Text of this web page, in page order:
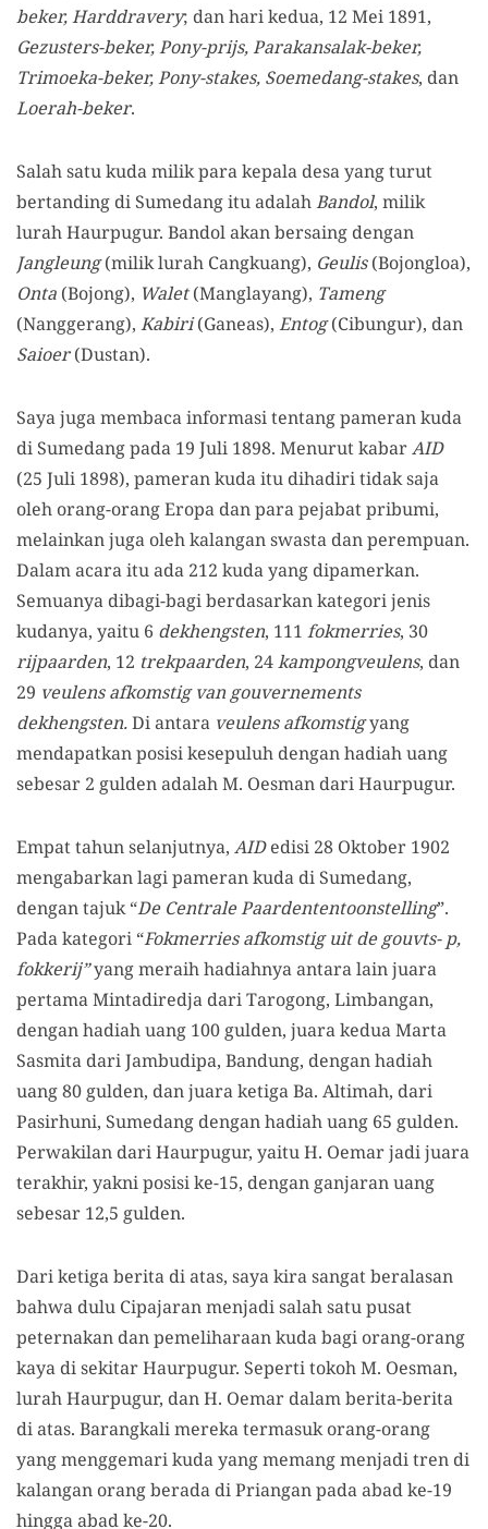
beker, Harddravery; dan hari kedua, 12 Mei 1891,
Gezusters-beker, Pony-prijs, Parakansalak-beker,
Trimoeka-beker, Pony-stakes, Soemedang-stakes, dan
Loerah-beker.
Salah satu kuda milik para kepala desa yang turut
bertanding di Sumedang itu adalahBandol, milik
lurah Haurpugur. Bandol akan bersaing dengan
Jangleung(milik lurah Cangkuang), Geulis(Bojongloa),
Onta (Bojong), Walet(Manglayang), Tameng
(Nanggerang), Kabiri(Ganeas), Entog(Cibungur), dan
Saioer(Dustan).
Saya juga membaca informasi tentang pameran kuda
di Sumedang pada 19 Juli 1898. Menurut kabarAID
(25 Juli 1898), pameran kuda itu dihadiri tidak saja
oleh orang-orang Eropa dan para pejabat pribumi,
melainkan juga oleh kalangan swasta dan perempuan.
Dalam acara itu ada 212 kuda yang dipamerkan.
Semuanya dibagi-bagi berdasarkan kategori jenis
kudanya, yaitu 6 dekhengsten, 111 fokmerries, 30
rijpaarden, 12 trekpaarden, 24kampongveulens, dan
29 veulens afkomstig van gouvernements
dekhengsten.Di antara veulens afkomstigyang
mendapatkan posisi kesepuluh dengan hadiah uang
sebesar 2 gulden adalah M. Oesman dari Haurpugur.
Empat tahun selanjutnya, AIDedisi 28 Oktober 1902
mengabarkan lagi pameran kuda di Sumedang,
dengan tajuk “De Centrale Paardententoonstelling”.
Pada kategori “Fokmerries afkomstig uit de gouvts- p,
fokkerij”yang meraih hadiahnya antara lain juara
pertama Mintadiredja dari Tarogong, Limbangan,
dengan hadiah uang 100 gulden, juara kedua Marta
Sasmita dari Jambudipa, Bandung, dengan hadiah
uang 80 gulden, dan juara ketiga Ba. Altimah, dari
Pasirhuni, Sumedang dengan hadiah uang 65 gulden.
Perwakilan dari Haurpugur, yaitu H. Oemar jadi juara
terakhir, yakni posisi ke-15, dengan ganjaran uang
sebesar 12,5 gulden.
Dari ketiga berita di atas, saya kira sangat beralasan
bahwa dulu Cipajaran menjadi salah satu pusat
peternakan dan pemeliharaan kuda bagi orang-orang
kaya di sekitar Haurpugur. Seperti tokoh M. Oesman,
lurah Haurpugur, dan H. Oemar dalam berita-berita
di atas. Barangkali mereka termasuk orang-orang
yang menggemari kuda yang memang menjadi tren di
kalangan orang berada di Priangan pada abad ke-19
hingga abad ke-20.